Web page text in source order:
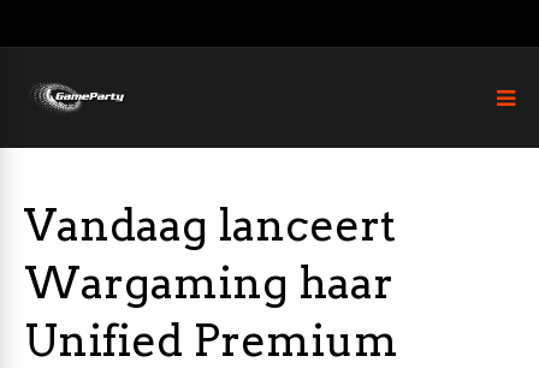
Vandaag lanceert
Wargaming haar
Unified Premium